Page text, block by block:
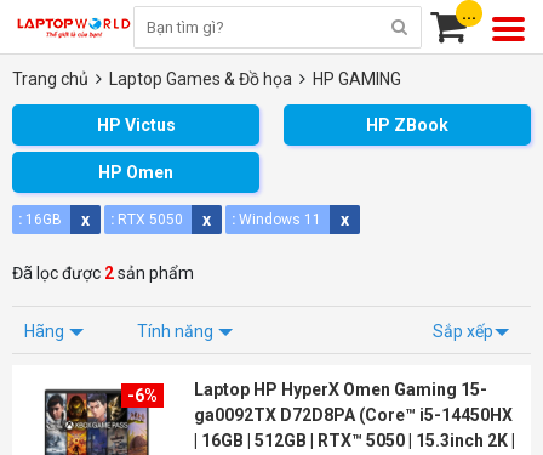
...
Trang chủ Laptop Games & Đồ họa HP GAMING
HP Victus HP ZBook
HP Omen
: 16GB x : RTX 5050 x : Windows 11 x
Đã lọc được 2sản phẩm
Hãng Tính năng Sắp xếp
-6%
Laptop HP HyperX Omen Gaming 15-
ga0092TX D72D8PA (Core™ i5-14450HX
| 16GB | 512GB | RTX™ 5050 | 15.3inch 2K |